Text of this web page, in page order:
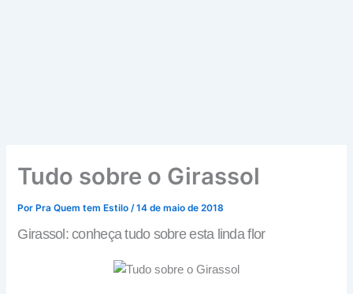
Tudo sobre o Girassol
Por Pra Quem tem Estilo/14 de maio de 2018
Girassol: conheça tudo sobre esta linda flor